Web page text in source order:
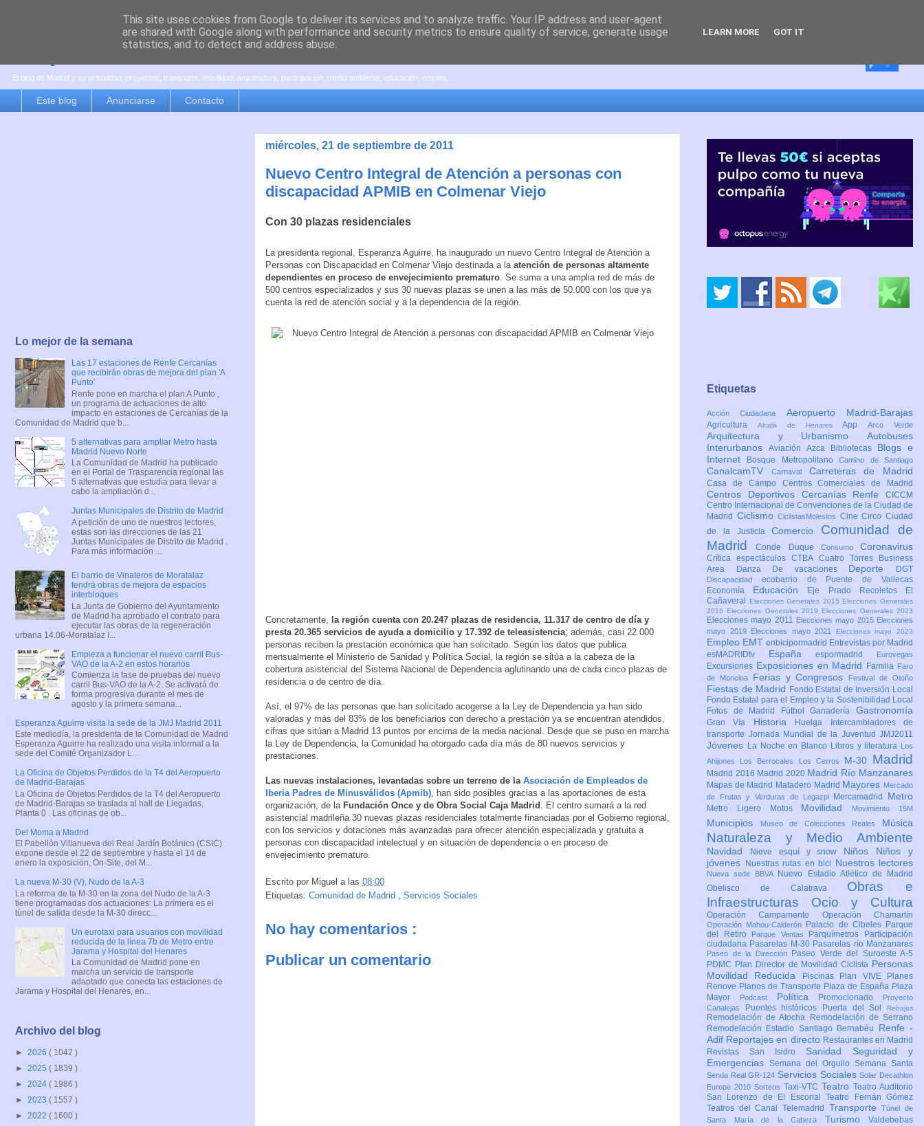
es por madrid
El blog de Madrid y su actualidad, proyectos, transporte, movilidad, arquitectura, participación, medio ambiente, educación, empleo, ...
Este blog Anunciarse Contacto
miércoles, 21 de septiembre de 2011
Nuevo Centro Integral de Atención a personas con
discapacidad APMIB en Colmenar Viejo
Con 30 plazas residenciales
La presidenta regional, Esperanza Aguirre, ha inaugurado un nuevo Centro Integral de Atención a
Personas con Discapacidad en Colmenar Viejo destinada a la atención de personas altamente
dependientes en proceso de envejecimiento prematuro. Se suma a una amplia red de más de
500 centros especializados y sus 30 nuevas plazas se unen a las más de 50.000 con los que ya
cuenta la red de atención social y a la dependencia de la región.
Concretamente, la región cuenta con 20.247 plazas de residencia, 11.317 de centro de día y
presta 20.365 servicios de ayuda a domicilio y 17.392 de teleasistencia; además, casi 22.000
personas reciben la prestación económica que han solicitado. Según los datos que publica
mensualmente el Ministerio de Sanidad y Política Social, la región se sitúa a la cabeza de la
cobertura asistencial del Sistema Nacional de Dependencia aglutinando una de cada cinco plazas de
residencia o de centro de día.
Así, el 97% de las personas que han solicitado acogerse a la Ley de Dependencia ya han sido
valoradas y más del 83% de los beneficiarios con derecho a prestación ya se encuentran atendidos,
cifras que sitúan a Madrid 13 puntos por encima de la media nacional. Desde que se puso en marcha
la Ley de Dependencia, la Comunidad ha otorgado cada día más de 80 nuevos servicios y
prestaciones.
Las nuevas instalaciones, levantadas sobre un terreno de la Asociación de Empleados de
Iberia Padres de Minusválidos (Apmib), han sido posibles gracias a las aportaciones de esta
organización, de la Fundación Once y de Obra Social Caja Madrid . El centro sumará a la red
asistencial madrileña 30 nuevas plazas residenciales totalmente financiadas por el Gobierno regional,
con los servicios y dotaciones más avanzadas para ofrecer atención especializada y gratuita a
personas con discapacidad intelectual y en situación de dependencia o en proceso de
envejecimiento prematuro.
Escrito por Miguel a las 08:00
Etiquetas: Comunidad de Madrid Servicios Sociales
No hay comentarios :
Publicar un comentario
Lo mejor de la semana
Las 17 estaciones de Renfe Cercanías
que recibirán obras de mejora del plan 'A
Punto'
Renfe pone en marcha el plan A Punto ,
un programa de actuaciones de alto
impacto en estaciones de Cercanías de la
Comunidad de Madrid que b...
5 alternativas para ampliar Metro hasta
Madrid Nuevo Norte
La Comunidad de Madrid ha publicado
en el Portal de Trasparencia regional las
5 alternativas que estudia para llevar a
cabo la ampliación d...
Juntas Municipales de Distrito de Madrid
A petición de uno de nuestros lectores,
estas son las direcciones de las 21
Juntas Municipales de Distrito de Madrid .
Para más información ...
El barrio de Vinateros de Moratalaz
tendrá obras de mejora de espacios
interbloques
La Junta de Gobierno del Ayuntamiento
de Madrid ha aprobado el contrato para
ejecutar las obras de la regeneración
urbana 14.06-Moratalaz I...
Empieza a funcionar el nuevo carril Bus-
VAO de la A-2 en estos horarios
Comienza la fase de pruebas del nuevo
carril Bus-VAO de la A-2. Se activará de
forma progresiva durante el mes de
agosto y la primera semana...
Esperanza Aguirre visita la sede de la JMJ Madrid 2011
Este mediodía, la presidenta de la Comunidad de Madrid
Esperanza Aguirre ha realizado una visita informal a la
sede del Comité Organizador L...
La Oficina de Objetos Perdidos de la T4 del Aeropuerto
de Madrid-Barajas
La Oficina de Objetos Perdidos de la T4 del Aeropuerto
de Madrid-Barajas se traslada al hall de Llegadas,
Planta 0 . Las oficinas de ob...
Del Moma a Madrid
El Pabellón Villanueva del Real Jardín Botánico (CSIC)
expone desde el 22 de septiembre y hasta el 14 de
enero la exposición, On-Site, del M...
La nueva M-30 (V), Nudo de la A-3
La reforma de la M-30 en la zona del Nudo de la A-3
tiene programadas dos actuaciones: La primera es el
túnel de salida desde la M-30 direcc...
Un eurotaxi para usuarios con movilidad
reducida de la línea 7b de Metro entre
Jarama y Hospital del Henares
La Comunidad de Madrid pone en
marcha un servicio de transporte
adaptado que conecta las estaciones de
Jarama y Hospital del Henares, en...
Archivo del blog
► 2026 ( 1042 )
► 2025 ( 1839 )
► 2024 ( 1986 )
► 2023 ( 1557 )
► 2022 ( 1600 )
Etiquetas
Acción Ciudadana Aeropuerto Madrid-Barajas
Agricultura Alcalá de HenaresAppArco Verde
Arquitectura y Urbanismo Autobuses
Interurbanos Aviación Azca Bibliotecas Blogs e
Internet
Bosque MetropolitanoCamino de Santiago
CanalcamTV Carnaval Carreteras de Madrid
Casa de Campo Centros Comerciales de Madrid
Centros Deportivos Cercanías Renfe CICCM
Centro Internacional de Convenciones de la Ciudad de
Madrid CiclismoCiclistasMolestos CineCircoCiudad
de la JusticiaComercio Comunidad de
MadridConde Duque Consumo Coronavirus
Crítica espectáculosCTBA Cuatro Torres Business
Area
Danza De vacaciones Deporte DGT
Discapacidad ecobarrio de Puente de Vallecas
Economía Educación Eje Prado Recoletos
El
Cañaveral
Elecciones Generales 2015 Elecciones Generales
2016 Elecciones Generales 2019 Elecciones Generales 2023
Elecciones mayo 2011 Elecciones mayo 2015 Elecciones
mayo 2019
Elecciones mayo 2021 Elecciones mayo 2023
Empleo EMT enbicipormadrid Entrevistas por Madrid
esMADRIDtv Españaespormadrid Eurovegas
Excursiones Exposiciones en Madrid Familia Faro
de Moncloa
Ferias y Congresos Festival de Otoño
Fiestas de Madrid Fondo Estatal de Inversión Local
Fondo Estatal para el Empleo y la Sostenibilidad Local
Fotos de Madrid
FútbolGanaderíaGastronomía
Gran Vía Historia Huelga
Intercambiadores de
transporte Jornada Mundial de la Juventud JMJ2011
Jóvenes La Noche en Blanco Libros y literatura
Los
Ahijones
Los Berrocales Los Cerros M-30 Madrid
Madrid 2016 Madrid 2020 Madrid Río Manzanares
Mapas de Madrid Matadero Madrid Mayores Mercado
de Frutas y Verduras de Legazpi
Mercamadrid Metro
Metro Ligero Motos Movilidad Movimiento 15M
Municipios Museo de Colecciones Reales Música
Naturaleza y Medio Ambiente
Navidad Nieve esquí y snow Niños Niños y
jóvenes
Nuestras rutas en bici Nuestros lectores
Nueva sede BBVA
Nuevo Estadio Atlético de Madrid
Obelisco de Calatrava Obras e
Infraestructuras Ocio y Cultura
Operación Campamento Operación Chamartín
Operación Mahou-Calderón Palacio de Cibeles Parque
del Retiro
Parque Ventas Parquímetros
Participación
ciudadana Pasarelas M-30 Pasarelas río Manzanares
Paseo de la Dirección
Paseo Verde del Suroeste A-5
PDMC Plan Director de Movilidad Ciclista Personas
Movilidad Reducida
Piscinas Plan VIVE
Planes
Renove Planos de Transporte Plaza de España Plaza
Mayor
Podcast Política Promocionado
Proyecto
Canalejas
Puentes históricos Puerta del Sol Rebajas
Remodelación de Atocha
Remodelación de Serrano
Remodelación Estadio Santiago Bernabéu Renfe -
Adif Reportajes en directo Restaurantes en Madrid
Revistas San Isidro Sanidad Seguridad y
Emergencias Semana del Orgullo Semana Santa
Senda Real GR-124 Servicios SocialesSolar Decathlon
Europe 2010 Sorteos Taxi-VTC Teatro Teatro Auditorio
San Lorenzo de El EscorialTeatro Fernán Gómez
Teatros del Canal Telemadrid TransporteTúnel de
Santa María de la Cabeza Turismo Valdebebas
This site uses cookies from Google to deliver its services and to analyze traffic. Your IP address and user-agent
are shared with Google along with performance and security metrics to ensure quality of service, generate usage
statistics, and to detect and address abuse.
LEARN MORE GOT IT